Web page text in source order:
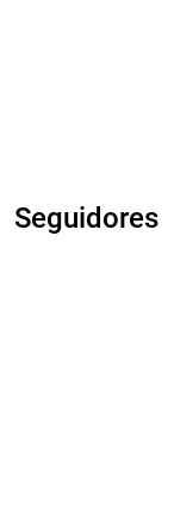
Seguidores